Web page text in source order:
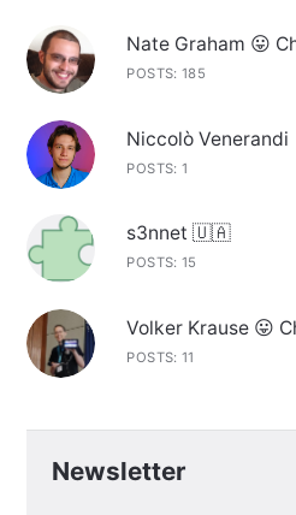
Nate Graham 😛
POSTS: 185
Niccolò Venerandi
POSTS: 1
s3nnet 🇺🇦
POSTS: 15
Volker Krause 😛
POSTS: 11
Newsletter